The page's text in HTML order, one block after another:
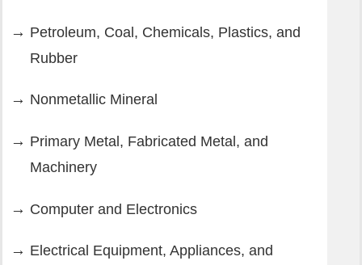
Petroleum, Coal, Chemicals, Plastics​, and
Rubber
Nonmetallic Mineral
Primary Metal, Fabricated Metal, and
Machinery
Computer and Electronics
Electrical Equipment, Appliances, and